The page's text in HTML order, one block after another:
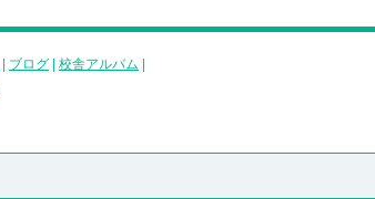
ブログ 校舎アルバム